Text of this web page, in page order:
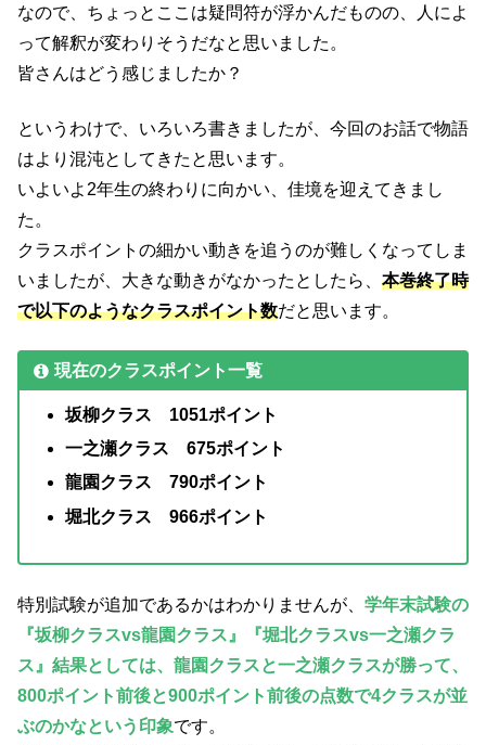
なので、ちょっとここは疑問符が浮かんだものの、人によ
って解釈が変わりそうだなと思いました。
皆さんはどう感じましたか？
というわけで、いろいろ書きましたが、今回のお話で物語
はより混沌としてきたと思います。
いよいよ2年生の終わりに向かい、佳境を迎えてきまし
た。
クラスポイントの細かい動きを追うのが難しくなってしま
いましたが、大きな動きがなかったとしたら、 本巻終了時
で以下のようなクラスポイント数だと思います。
現在のクラスポイント一覧
坂柳クラス 1051ポイント
一之瀬クラス 675ポイント
龍園クラス 790ポイント
堀北クラス 966ポイント
特別試験が追加であるかはわかりませんが、 学年末試験の
『坂柳クラスvs龍園クラス』『堀北クラスvs一之瀬クラ
ス』結果としては、龍園クラスと一之瀬クラスが勝って、
800ポイント前後と900ポイント前後の点数で4クラスが並
ぶのかなという印象です。